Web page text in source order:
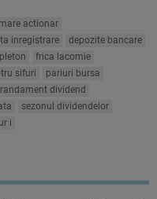
actionar
inregistrare
depozite bancare
frica lacomie
sifuri
pariuri bursa
randament dividend
sezonul dividendelor
ur i